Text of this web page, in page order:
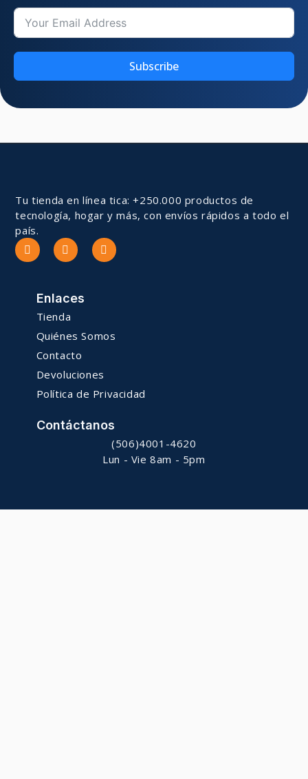
Subscribe
Tu tienda en línea tica: +250.000 productos de
tecnología, hogar y más, con envíos rápidos a todo el
país.
Enlaces
Tienda
Quiénes Somos
Contacto
Devoluciones
Política de Privacidad
Contáctanos
(506)4001-4620
Lun - Vie 8am - 5pm